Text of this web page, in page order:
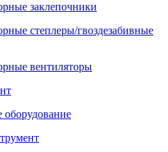
заклепочники
степлеры/гвоздезабивные
вентиляторы
оборудование